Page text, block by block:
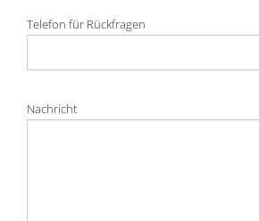
Telefon für Rückfragen
Nachricht